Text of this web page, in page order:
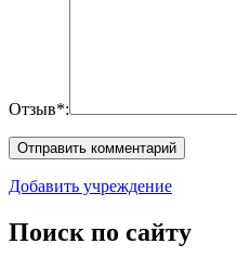
Отзыв*:
Добавить учреждение
Поиск по сайту